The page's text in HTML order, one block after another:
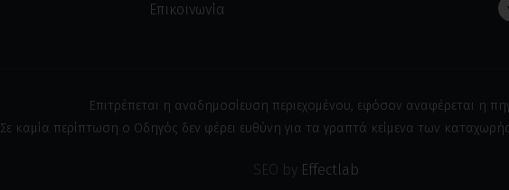
Επικοινωνία
Επιτρέπεται η αναδημοσίευση περιεχομένου, εφόσον αναφέρεται η
Σε καμία περίπτωση ο Οδηγός δεν φέρει ευθύνη για τα γραπτά κείμενα των
SEO by Effectlab